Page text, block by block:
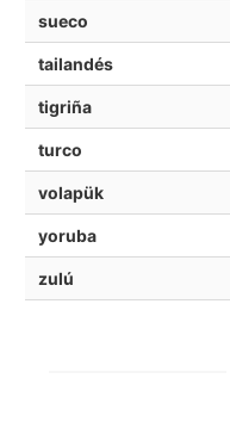
sueco
tailandés
tigriña
turco
volapük
yoruba
zulú